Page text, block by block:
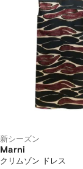
新シーズン
Marni
クリムゾン ドレス